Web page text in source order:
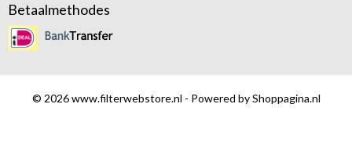
Betaalmethodes
© 2026 www.filterwebstore.nl - Powered by Shoppagina.nl